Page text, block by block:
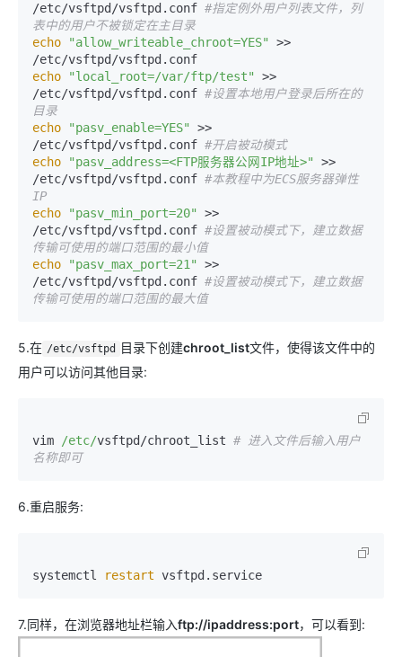
/etc/vsftpd/vsftpd.conf #指定例外用户列表文件，列
表中的用户不被锁定在主目录
echo
"allow_writeable_chroot=YES"
>>
echo
"local_root=/var/ftp/test"
>>
/etc/vsftpd/vsftpd.conf #设置本地用户登录后所在的
目录
echo
"pasv_enable=YES"
>>
/etc/vsftpd/vsftpd.conf #开启被动模式
echo
"pasv_address=<FTP服务器公网IP地址>"
>>
/etc/vsftpd/vsftpd.conf #本教程中为ECS服务器弹性
IP
echo
"pasv_min_port=20"
>>
/etc/vsftpd/vsftpd.conf #设置被动模式下，建立数据
传输可使用的端口范围的最小值
echo
"pasv_max_port=21"
>>
/etc/vsftpd/vsftpd.conf #设置被动模式下，建立数据
传输可使用的端口范围的最大值
5.在 /etc/vsftpd 目录下创建chroot_list文件，使得该文件中的
用户可以访问其他目录:
vim /etc/vsftpd/chroot_list # 进入文件后输入用户
名称即可
6.重启服务:
systemctl restart vsftpd.service
7.同样，在浏览器地址栏输入ftp://ipaddress:port，可以看到: